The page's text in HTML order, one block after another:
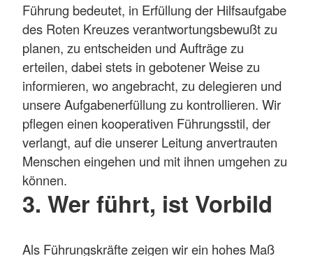
Führung bedeutet, in Erfüllung der Hilfsaufgabe
des Roten Kreuzes verantwortungsbewußt zu
planen, zu entscheiden und Aufträge zu
erteilen, dabei stets in gebotener Weise zu
informieren, wo angebracht, zu delegieren und
unsere Aufgabenerfüllung zu kontrollieren. Wir
pflegen einen kooperativen Führungsstil, der
verlangt, auf die unserer Leitung anvertrauten
Menschen eingehen und mit ihnen umgehen zu
können.
3. Wer führt, ist Vorbild
Als Führungskräfte zeigen wir ein hohes Maß